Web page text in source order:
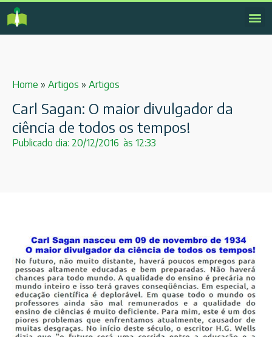
Home » Artigos » Artigos
Carl Sagan: O maior divulgador da
ciência de todos os tempos!
Publicado dia: 20/12/2016 às 12:33